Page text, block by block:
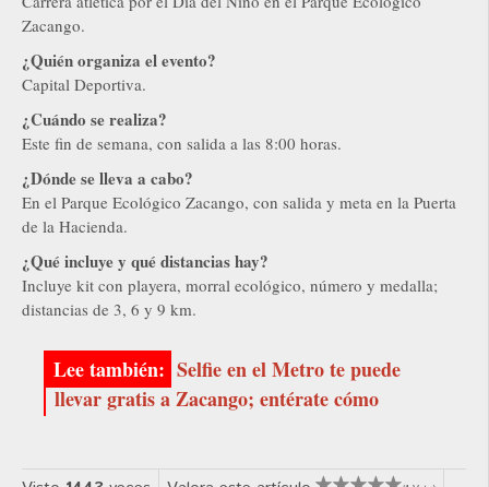
Zacango.
¿Quién organiza el evento?
Capital Deportiva.
¿Cuándo se realiza?
Este fin de semana, con salida a las 8:00 horas.
¿Dónde se lleva a cabo?
En el Parque Ecológico Zacango, con salida y meta en la Puerta
de la Hacienda.
¿Qué incluye y qué distancias hay?
Incluye kit con playera, morral ecológico, número y medalla;
distancias de 3, 6 y 9 km.
Selfie en el Metro te puede
llevar gratis a Zacango; entérate cómo